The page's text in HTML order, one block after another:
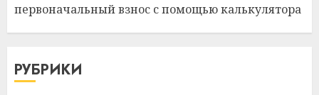
первоначальный взнос с помощью калькулятора
РУБРИКИ